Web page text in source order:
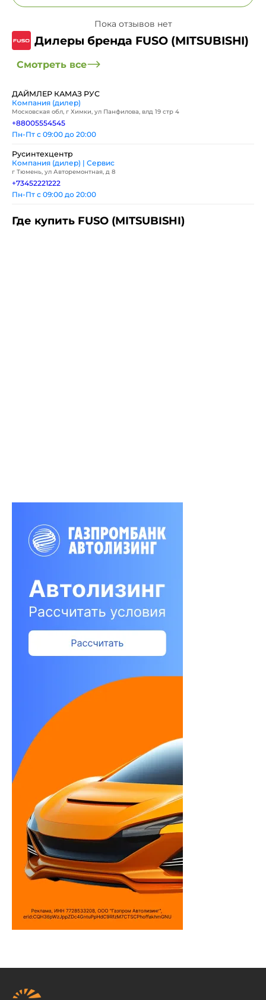
Пока отзывов нет
Дилеры бренда FUSO (MITSUBISHI)
Смотреть все
ДАЙМЛЕР КАМАЗ РУС
Компания (дилер)
Московская обл, г Химки, ул Панфилова, влд 19 стр 4
+88005554545
Пн-Пт с 09:00 до 20:00
Русинтехцентр
Компания (дилер) | Сервис
г Тюмень, ул Авторемонтная, д 8
+73452221222
Пн-Пт с 09:00 до 20:00
Где купить FUSO (MITSUBISHI)